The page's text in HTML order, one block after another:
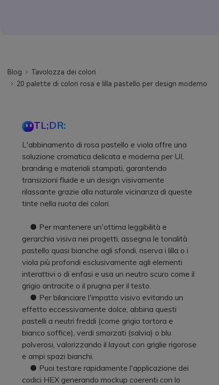
Blog
Tavolozza dei colori
20 palette di colori rosa e lilla pastello per design moderno
TL;DR:
L'abbinamento di rosa pastello e viola offre una
soluzione cromatica delicata e moderna per UI,
branding e materiali stampati, garantendo
transizioni fluide e un design visivamente
rilassante grazie alla naturale vicinanza di queste
tinte nella ruota dei colori.
● Per mantenere un'ottima leggibilità e
gerarchia visiva nei progetti, assegna le tonalità
pastello quasi bianche agli sfondi, riserva i lilla o i
viola più profondi esclusivamente agli elementi
interattivi o di enfasi e usa un neutro scuro come il
grigio antracite o il prugna per il testo.
● Per bilanciare l'impatto visivo evitando un
effetto eccessivamente dolce, abbina questi
pastelli a neutri freddi (come grigio tortora e
bianco soffice), verdi smorzati (salvia) o blu
polverosi, valorizzando il layout con griglie rigorose
e ampi spazi bianchi.
● Puoi testare rapidamente l'applicazione dei
codici HEX generando mockup coerenti con lo